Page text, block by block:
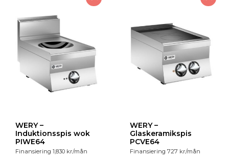
WERY –
Induktionsspis wok
PIWE64
Finansiering 1,830 kr/mån
WERY –
Glaskeramikspis
PCVE64
Finansiering 727 kr/mån